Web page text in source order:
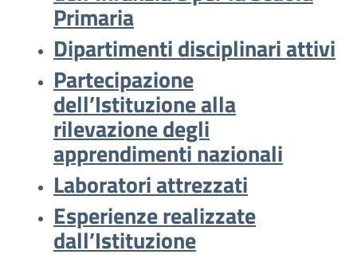
Primaria
Dipartimenti disciplinari attivi
Partecipazione
dell’Istituzione alla
rilevazione degli
apprendimenti nazionali
Laboratori attrezzati
Esperienze realizzate
dall’Istituzione